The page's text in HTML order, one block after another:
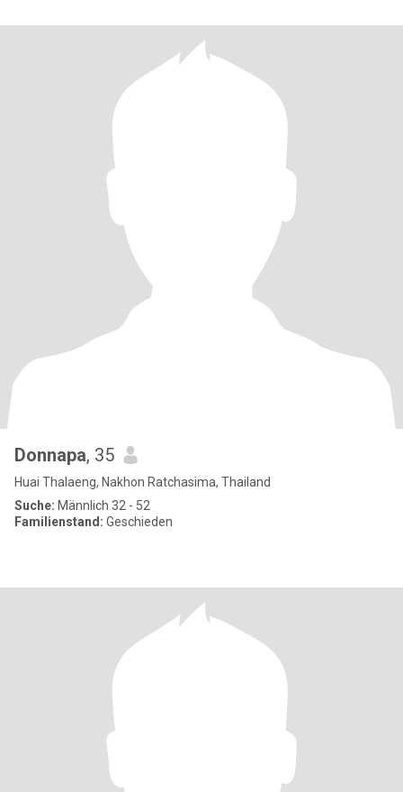
Donnapa, 35
Huai Thalaeng, Nakhon Ratchasima, Thailand
Suche: Männlich 32 - 52
Familienstand: Geschieden